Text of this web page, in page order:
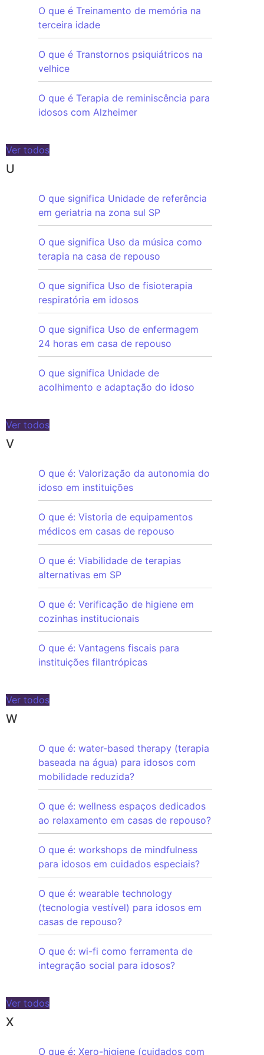
O que é Treinamento de memória na
terceira idade
O que é Transtornos psiquiátricos na
velhice
O que é Terapia de reminiscência para
idosos com Alzheimer
Ver todos
U
O que significa Unidade de referência
em geriatria na zona sul SP
O que significa Uso da música como
terapia na casa de repouso
O que significa Uso de fisioterapia
respiratória em idosos
O que significa Uso de enfermagem
24 horas em casa de repouso
O que significa Unidade de
acolhimento e adaptação do idoso
Ver todos
V
O que é: Valorização da autonomia do
idoso em instituições
O que é: Vistoria de equipamentos
médicos em casas de repouso
O que é: Viabilidade de terapias
alternativas em SP
O que é: Verificação de higiene em
cozinhas institucionais
O que é: Vantagens fiscais para
instituições filantrópicas
Ver todos
W
O que é: water-based therapy (terapia
baseada na água) para idosos com
mobilidade reduzida?
O que é: wellness espaços dedicados
ao relaxamento em casas de repouso?
O que é: workshops de mindfulness
para idosos em cuidados especiais?
O que é: wearable technology
(tecnologia vestível) para idosos em
casas de repouso?
O que é: wi-fi como ferramenta de
integração social para idosos?
Ver todos
X
O que é: Xero-higiene (cuidados com